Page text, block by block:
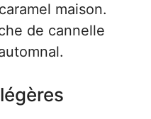
maison.
de cannelle